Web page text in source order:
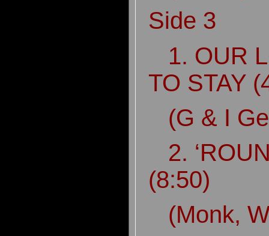
Side 3
1. OUR
TO STAY
(G & I
2.
(8:50)
(Monk,